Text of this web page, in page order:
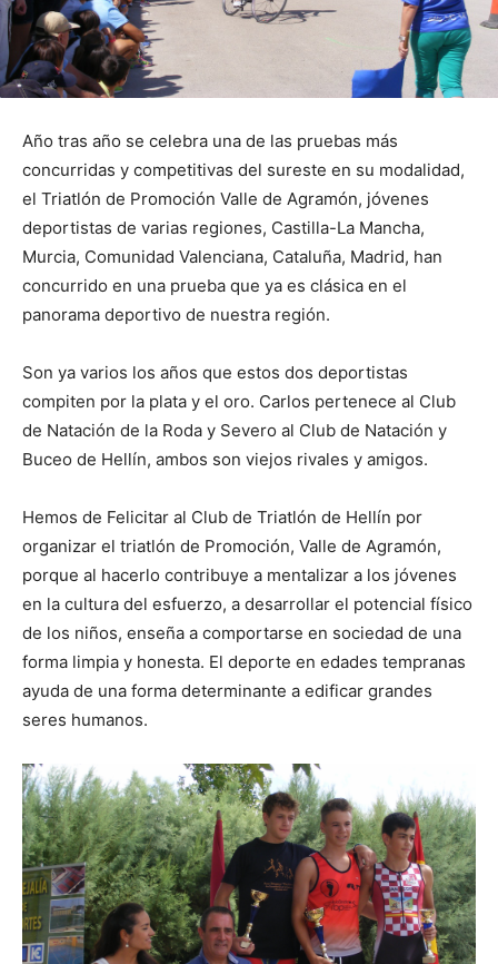
Año tras año se celebra una de las pruebas más
concurridas y competitivas del sureste en su modalidad,
el Triatlón de Promoción Valle de Agramón, jóvenes
deportistas de varias regiones, Castilla-La Mancha,
Murcia, Comunidad Valenciana, Cataluña, Madrid, han
concurrido en una prueba que ya es clásica en el
panorama deportivo de nuestra región.
Son ya varios los años que estos dos deportistas
compiten por la plata y el oro. Carlos pertenece al Club
de Natación de la Roda y Severo al Club de Natación y
Buceo de Hellín, ambos son viejos rivales y amigos.
Hemos de Felicitar al Club de Triatlón de Hellín por
organizar el triatlón de Promoción, Valle de Agramón,
porque al hacerlo contribuye a mentalizar a los jóvenes
en la cultura del esfuerzo, a desarrollar el potencial físico
de los niños, enseña a comportarse en sociedad de una
forma limpia y honesta. El deporte en edades tempranas
ayuda de una forma determinante a edificar grandes
seres humanos.